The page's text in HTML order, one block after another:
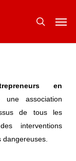
search
en
association
de tous les
interventions
dangereuses.